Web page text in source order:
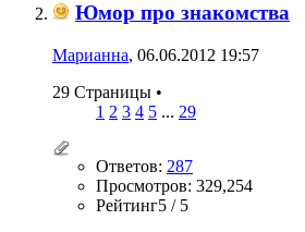
Юмор про знакомства
Марианна, 06.06.2012 19:57
29 Страницы •
1 2 3 4 5 ... 29
Ответов: 287
Просмотров: 329,254
Рейтинг5 / 5